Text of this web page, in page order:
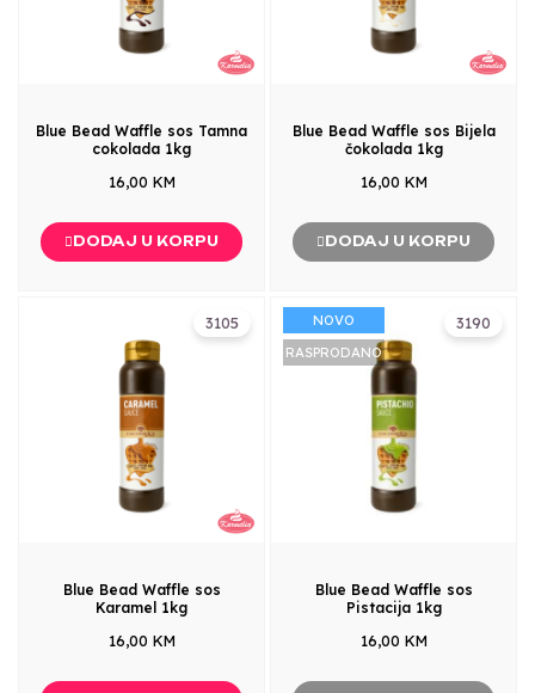
Blue Bead Waffle sos Tamna
cokolada 1kg
16,00 KM
DODAJ U KORPU
Blue Bead Waffle sos Bijela
čokolada 1kg
16,00 KM
DODAJ U KORPU
3105
Blue Bead Waffle sos
Karamel 1kg
16,00 KM
3190
NOVO
RASPRODANO
Blue Bead Waffle sos
Pistacija 1kg
16,00 KM